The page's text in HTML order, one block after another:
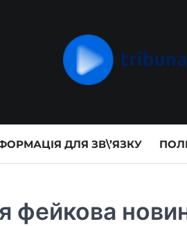
ДЛЯ ЗВ\’ЯЗКУ
фейкова